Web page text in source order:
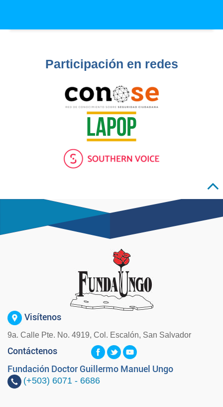
Participación en redes
Visítenos
9a. Calle Pte. No. 4919, Col. Escalón, San Salvador
Contáctenos
Fundación Doctor Guillermo Manuel Ungo
(+503) 6071 - 6686